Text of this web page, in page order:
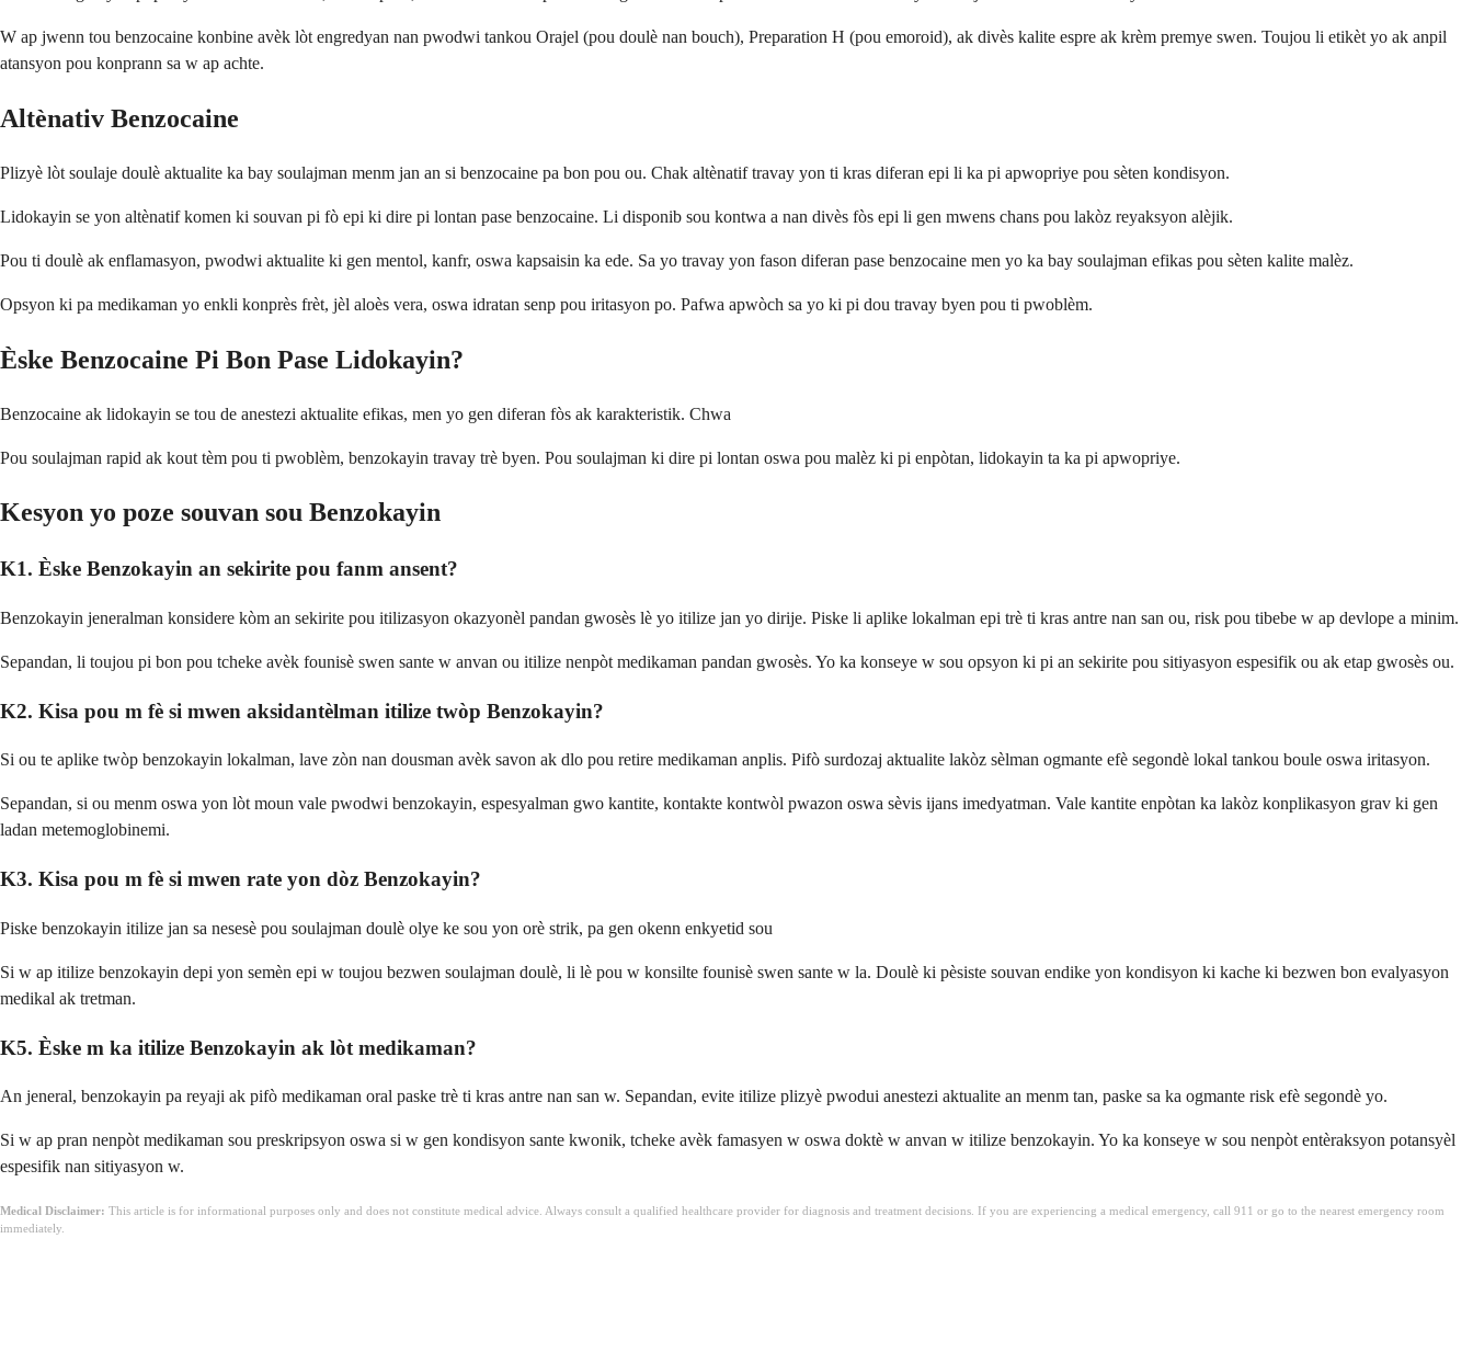
W ap jwenn tou benzocaine konbine avèk lòt engredyan nan pwodwi tankou Orajel (pou doulè nan bouch), Preparation H (pou emoroid), ak divès kalite espre ak krèm premye swen. Toujou li etikèt yo ak anpil
atansyon pou konprann sa w ap achte.
Altènativ Benzocaine
Plizyè lòt soulaje doulè aktualite ka bay soulajman menm jan an si benzocaine pa bon pou ou. Chak altènatif travay yon ti kras diferan epi li ka pi apwopriye pou sèten kondisyon.
Lidokayin se yon altènatif komen ki souvan pi fò epi ki dire pi lontan pase benzocaine. Li disponib sou kontwa a nan divès fòs epi li gen mwens chans pou lakòz reyaksyon alèjik.
Pou ti doulè ak enflamasyon, pwodwi aktualite ki gen mentol, kanfr, oswa kapsaisin ka ede. Sa yo travay yon fason diferan pase benzocaine men yo ka bay soulajman efikas pou sèten kalite malèz.
Opsyon ki pa medikaman yo enkli konprès frèt, jèl aloès vera, oswa idratan senp pou iritasyon po. Pafwa apwòch sa yo ki pi dou travay byen pou ti pwoblèm.
Èske Benzocaine Pi Bon Pase Lidokayin?
Benzocaine ak lidokayin se tou de anestezi aktualite efikas, men yo gen diferan fòs ak karakteristik. Chwa
Pou soulajman rapid ak kout tèm pou ti pwoblèm, benzokayin travay trè byen. Pou soulajman ki dire pi lontan oswa pou malèz ki pi enpòtan, lidokayin ta ka pi apwopriye.
Kesyon yo poze souvan sou Benzokayin
K1. Èske Benzokayin an sekirite pou fanm ansent?
Benzokayin jeneralman konsidere kòm an sekirite pou itilizasyon okazyonèl pandan gwosès lè yo itilize jan yo dirije. Piske li aplike lokalman epi trè ti kras antre nan san ou, risk pou tibebe w ap devlope a minim.
Sepandan, li toujou pi bon pou tcheke avèk founisè swen sante w anvan ou itilize nenpòt medikaman pandan gwosès. Yo ka konseye w sou opsyon ki pi an sekirite pou sitiyasyon espesifik ou ak etap gwosès ou.
K2. Kisa pou m fè si mwen aksidantèlman itilize twòp Benzokayin?
Si ou te aplike twòp benzokayin lokalman, lave zòn nan dousman avèk savon ak dlo pou retire medikaman anplis. Pifò surdozaj aktualite lakòz sèlman ogmante efè segondè lokal tankou boule oswa iritasyon.
Sepandan, si ou menm oswa yon lòt moun vale pwodwi benzokayin, espesyalman gwo kantite, kontakte kontwòl pwazon oswa sèvis ijans imedyatman. Vale kantite enpòtan ka lakòz konplikasyon grav ki gen
ladan metemoglobinemi.
K3. Kisa pou m fè si mwen rate yon dòz Benzokayin?
Piske benzokayin itilize jan sa nesesè pou soulajman doulè olye ke sou yon orè strik, pa gen okenn enkyetid sou
Si w ap itilize benzokayin depi yon semèn epi w toujou bezwen soulajman doulè, li lè pou w konsilte founisè swen sante w la. Doulè ki pèsiste souvan endike yon kondisyon ki kache ki bezwen bon evalyasyon
medikal ak tretman.
K5. Èske m ka itilize Benzokayin ak lòt medikaman?
An jeneral, benzokayin pa reyaji ak pifò medikaman oral paske trè ti kras antre nan san w. Sepandan, evite itilize plizyè pwodui anestezi aktualite an menm tan, paske sa ka ogmante risk efè segondè yo.
Si w ap pran nenpòt medikaman sou preskripsyon oswa si w gen kondisyon sante kwonik, tcheke avèk famasyen w oswa doktè w anvan w itilize benzokayin. Yo ka konseye w sou nenpòt entèraksyon potansyèl
espesifik nan sitiyasyon w.
Medical Disclaimer: This article is for informational purposes only and does not constitute medical advice. Always consult a qualified healthcare provider for diagnosis and treatment decisions. If you are experiencing a medical emergency, call 911 or go to the nearest emergency room
immediately.